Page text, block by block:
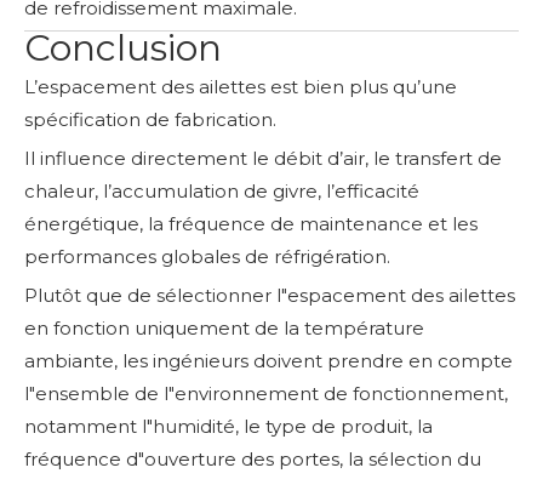
de refroidissement maximale.
Conclusion
L’espacement des ailettes est bien plus qu’une
spécification de fabrication.
Il influence directement le débit d’air, le transfert de
chaleur, l’accumulation de givre, l’efficacité
énergétique, la fréquence de maintenance et les
performances globales de réfrigération.
Plutôt que de sélectionner l"espacement des ailettes
en fonction uniquement de la température
ambiante, les ingénieurs doivent prendre en compte
l"ensemble de l"environnement de fonctionnement,
notamment l"humidité, le type de produit, la
fréquence d"ouverture des portes, la sélection du